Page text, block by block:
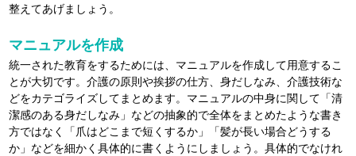
整えてあげましょう。
マニュアルを作成
統一された教育をするためには、マニュアルを作成して用意するこ
とが大切です。介護の原則や挨拶の仕方、身だしなみ、介護技術な
どをカテゴライズしてまとめます。マニュアルの中身に関して「清
潔感のある身だしなみ」などの抽象的で全体をまとめたような書き
方ではなく「爪はどこまで短くするか」「髪が長い場合どうする
か」などを細かく具体的に書くようにしましょう。具体的でなけれ